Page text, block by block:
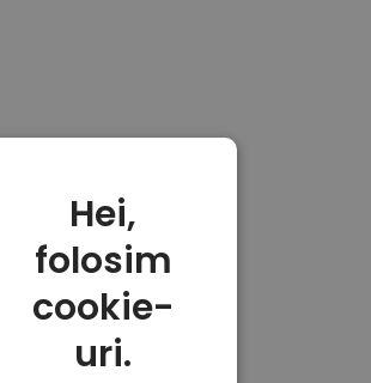
Hei,
folosim
cookie-
uri.